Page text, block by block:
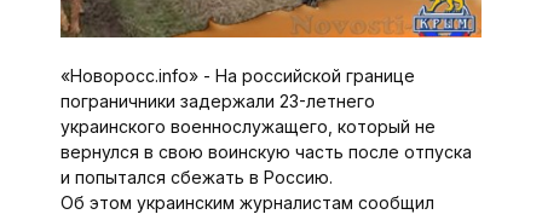
«Новоросс.info» - На российской границе
пограничники задержали 23-летнего
украинского военнослужащего, который не
вернулся в свою воинскую часть после отпуска
и попытался сбежать в Россию.
Об этом украинским журналистам сообщил